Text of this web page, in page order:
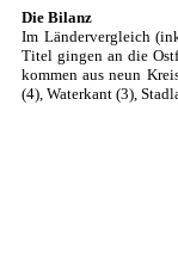
Die Bilanz
Im Ländervergleich
Titel gingen an die
kommen aus neun
(4), Waterkant (3),